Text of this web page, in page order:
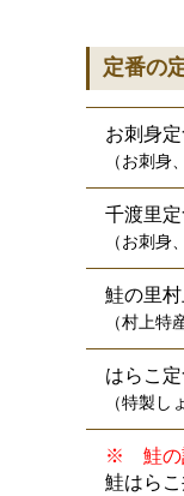
定番の
お刺身
（お刺身
千渡里定
（お刺身
鮭の里
（村上特
はらこ
（特製し
※　鮭の
鮭はらこ